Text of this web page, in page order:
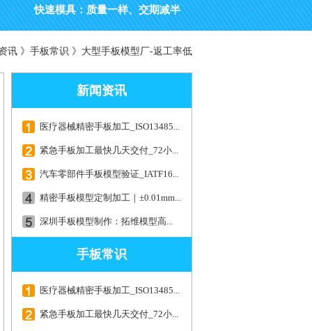
快速模具：质量一样、交期减半
讯 》 手板常识 》 大型手板模型厂-返工率低
新闻资讯
医疗器械精密手板加工_ISO13485...
紧急手板加工最快几天交付_72小...
汽车零部件手板模型验证_IATF16...
精密手板模型定制加工｜±0.01mm...
深圳手板模型制作：拓维模型高...
手板常识
医疗器械精密手板加工_ISO13485...
紧急手板加工最快几天交付_72小...